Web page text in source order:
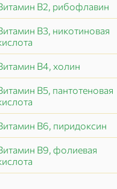
B2, рибофлавин
B3, никотиновая
B4, холин
B5, пантотеновая
B6, пиридоксин
B9, фолиевая